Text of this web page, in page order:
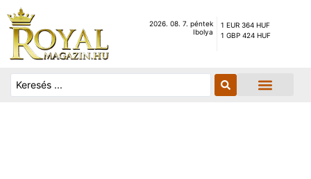
2026. 08. 7. péntek
Ibolya
1 EUR 364 HUF
1 GBP 424 HUF